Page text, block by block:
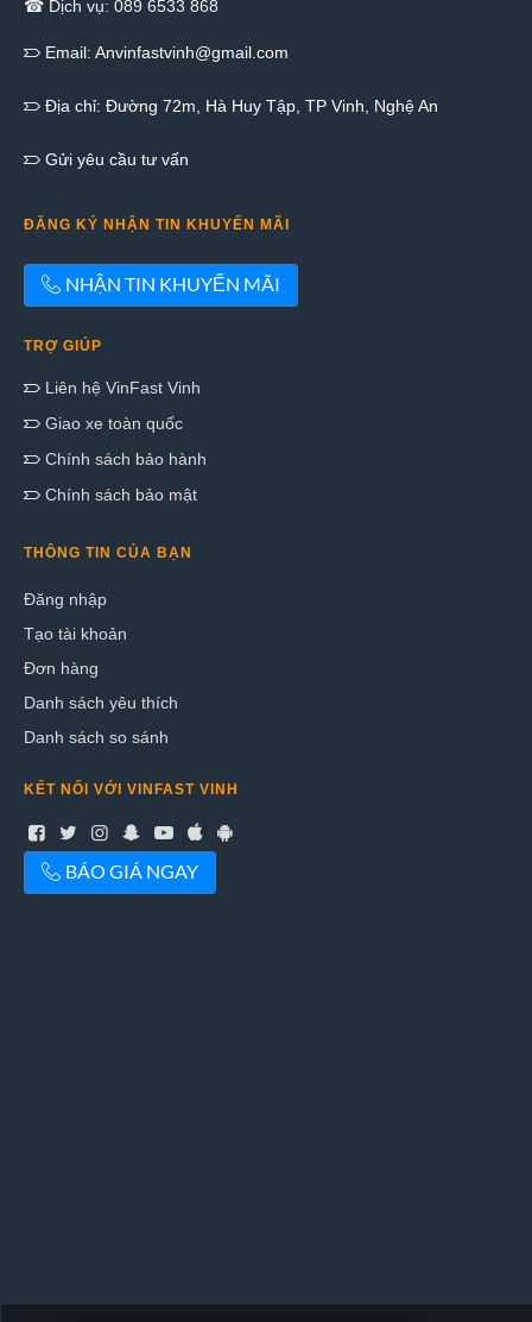
☎ Dịch vụ: 089 6533 868
Email: Anvinfastvinh@gmail.com
Địa chỉ: Đường 72m, Hà Huy Tập, TP Vinh, Nghệ An
Gửi yêu cầu tư vấn
ĐĂNG KÝ NHẬN TIN KHUYẾN MÃI
NHẬN TIN KHUYẾN MÃI
TRỢ GIÚP
Liên hệ VinFast Vinh
Giao xe toàn quốc
Chính sách bảo hành
Chính sách bảo mật
THÔNG TIN CỦA BẠN
Đăng nhập
Tạo tài khoản
Đơn hàng
Danh sách yêu thích
Danh sách so sánh
KẾT NỐI VỚI VINFAST VINH
BÁO GIÁ NGAY